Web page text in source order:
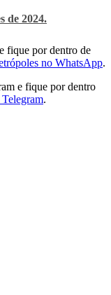
de 2024.
fique por dentro de
no WhatsApp.
e fique por dentro
.